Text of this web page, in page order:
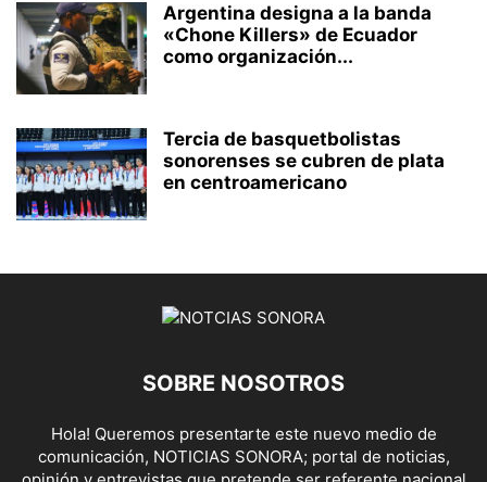
Argentina designa a la banda
«Chone Killers» de Ecuador
como organización...
Tercia de basquetbolistas
sonorenses se cubren de plata
en centroamericano
SOBRE NOSOTROS
Hola! Queremos presentarte este nuevo medio de
comunicación, NOTICIAS SONORA; portal de noticias,